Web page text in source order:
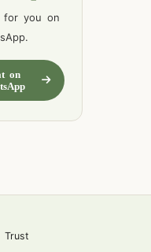
for you on
on
Trust